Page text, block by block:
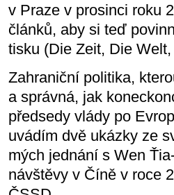
v Praze v prosinci roku
článků, aby si teď
tisku (Die Zeit, Die
Zahraniční politika,
a správná, jak
předsedy vlády po
uvádím dvě ukázky ze
mých jednání s Wen
návštěvy v Číně v roce